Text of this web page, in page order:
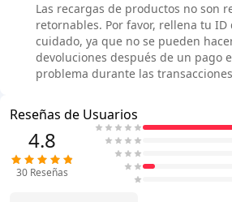
Las recargas de productos no son
retornables. Por favor, rellena tu ID
cuidado, ya que no se pueden
devoluciones después de un pago
problema durante las
Reseñas de Usuarios
4.8
30 Reseñas